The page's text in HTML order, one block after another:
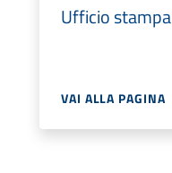
Ufficio stampa
VAI ALLA PAGINA